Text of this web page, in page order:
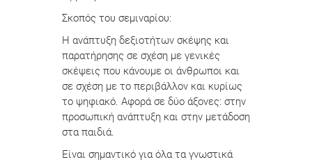
Σκοπός του σεμιναρίου:
Η ανάπτυξη δεξιοτήτων σκέψης και
παρατήρησης σε σχέση με γενικές
σκέψεις που κάνουμε οι άνθρωποι και
σε σχέση με το περιβάλλον και κυρίως
το ψηφιακό. Αφορά σε δύο άξονες: στην
προσωπική ανάπτυξη και στην μετάδοση
στα παιδιά.
Είναι σημαντικό για όλα τα γνωστικά